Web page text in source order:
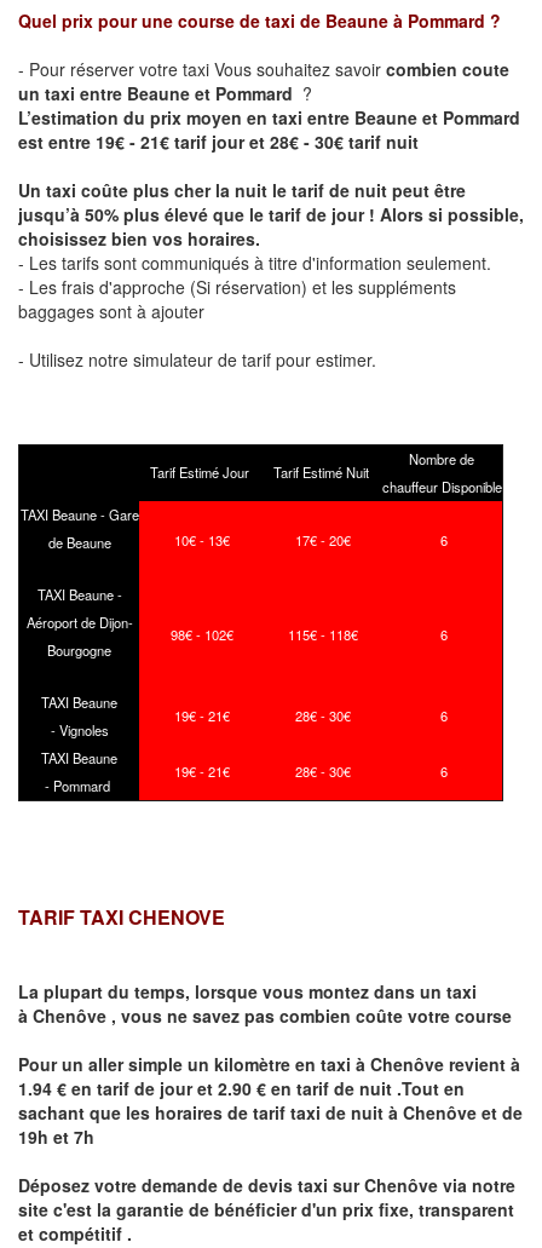
Quel prix pour une course de taxi de Beaune à Pommard ?
- Pour réserver votre taxi Vous souhaitez savoir combien coute
un taxi entre Beaune et Pommard ?
L’estimation du prix moyen en taxi entre Beaune et Pommard
est entre 19€ - 21€ tarif jour et 28€ - 30€ tarif nuit
Un taxi coûte plus cher la nuit le tarif de nuit peut être
jusqu’à 50% plus élevé que le tarif de jour ! Alors si possible,
choisissez bien vos horaires.
- Les tarifs sont communiqués à titre d'information seulement.
- Les frais d'approche (Si réservation) et les suppléments
baggages sont à ajouter
- Utilisez notre simulateur de tarif pour estimer.
Tarif Estimé Jour Tarif Estimé Nuit
Nombre de
chauffeur Disponible
TAXI Beaune - Gare
de Beaune
10€ - 13€ 17€ - 20€ 6
TAXI Beaune -
Aéroport de Dijon-
Bourgogne
98€ - 102€ 115€ - 118€ 6
TAXI Beaune
- Vignoles
19€ - 21€ 28€ - 30€ 6
TAXI Beaune
- Pommard
19€ - 21€ 28€ - 30€ 6
TARIF TAXI CHENOVE
La plupart du temps, lorsque vous montez dans un taxi
à Chenôve , vous ne savez pas combien coûte votre course
Pour un aller simple un kilomètre en taxi à Chenôve revient à
1.94 € en tarif de jour et 2.90 € en tarif de nuit .Tout en
sachant que les horaires de tarif taxi de nuit à Chenôve et de
19h et 7h
Déposez votre demande de devis taxi surChenôve via notre
site c'est la garantie de bénéficier d'un prix fixe, transparent
et compétitif .